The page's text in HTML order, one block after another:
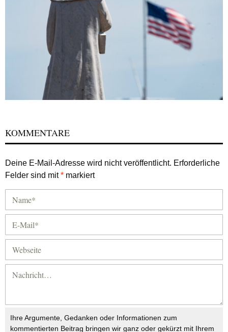
KOMMENTARE
Deine E-Mail-Adresse wird nicht veröffentlicht. Erforderliche
Felder sind mit* markiert
Ihre Argumente, Gedanken oder Informationen zum
kommentierten Beitrag bringen wir ganz oder gekürzt mit Ihrem